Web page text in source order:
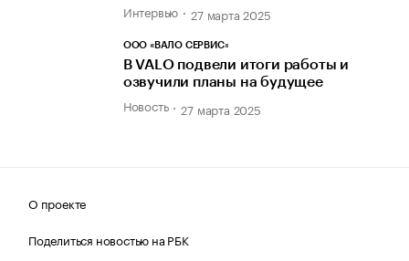
Интервью 27 марта 2025
ООО «ВАЛО СЕРВИС»
В VALO подвели итоги работы и
озвучили планы на будущее
Новость 27 марта 2025
О проекте
Поделиться новостью на РБК